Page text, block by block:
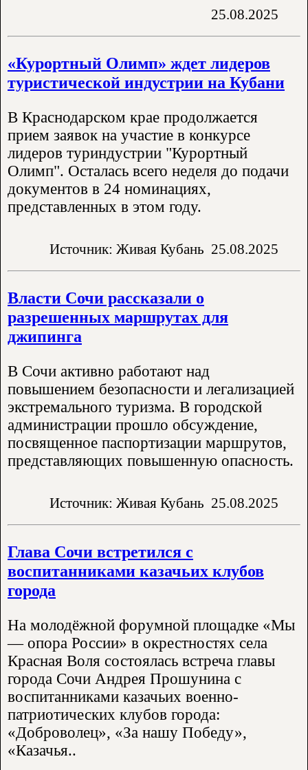
25.08.2025
«Курортный Олимп» ждет лидеров
туристической индустрии на Кубани
В Краснодарском крае продолжается
прием заявок на участие в конкурсе
лидеров туриндустрии "Курортный
Олимп". Осталась всего неделя до подачи
документов в 24 номинациях,
представленных в этом году.
Источник: Живая Кубань 25.08.2025
Власти Сочи рассказали о
разрешенных маршрутах для
джипинга
В Сочи активно работают над
повышением безопасности и легализацией
экстремального туризма. В городской
администрации прошло обсуждение,
посвященное паспортизации маршрутов,
представляющих повышенную опасность.
Источник: Живая Кубань 25.08.2025
Глава Сочи встретился с
воспитанниками казачьих клубов
города
На молодёжной форумной площадке «Мы
— опора России» в окрестностях села
Красная Воля состоялась встреча главы
города Сочи Андрея Прошунина с
воспитанниками казачьих военно-
патриотических клубов города:
«Доброволец», «За нашу Победу»,
«Казачья..